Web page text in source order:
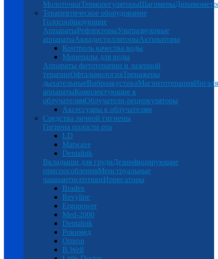
МолоточкиТерморегуляторыШагомеры
Терапевтическое оборудование
Голосообразующие
АппаратыРефлекторыУльтразвуковые
аппаратыАквадистилляторыАктиваторы
Контроль качества воды
Минералы для воды
Аппараты фототерапии и лазерной
терапииОфтальмологияТренажеры
дыхательныеВиброакустикаМагнитотерапия
аппаратыКомплектующие к
облучателямОблучатели-рециркуляторы
Аксессуары к облучателям
Средства личной гигиены
Гигиена полости рта
LD
Matwave
Dentalpik
Вкладыши для грудиДезинфицирующие
приспособленияМенструальные
чашиантисептикиИрригаторы
Bradex
Revyline
Ergopower
Med-2000
Dentalpik
Рокимед
Omron
B.Well